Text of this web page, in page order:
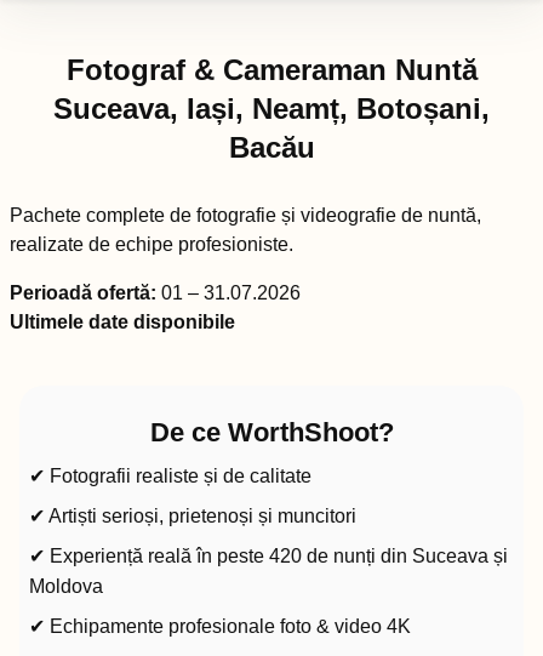
Fotograf & Cameraman Nuntă
Suceava, Iași, Neamț, Botoșani,
Bacău
Pachete complete de fotografie și videografie de nuntă,
realizate de echipe profesioniste.
Perioadă ofertă: 01 – 31.07.2026
Ultimele date disponibile
De ce WorthShoot?
✔ Fotografii realiste și de calitate
✔ Artiști serioși, prietenoși și muncitori
✔ Experiență reală în peste 420 de nunți din Suceava și
Moldova
✔ Echipamente profesionale foto & video 4K